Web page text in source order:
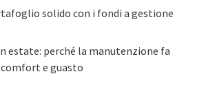
solido con i fondi a gestione
estate: perché la manutenzione fa
e guasto